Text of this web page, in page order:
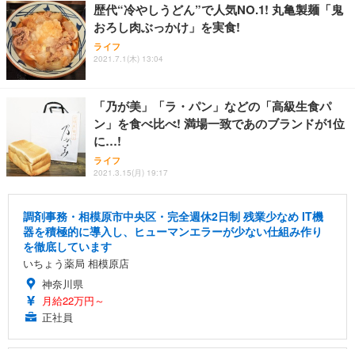
歴代“冷やしうどん”で人気NO.1! 丸亀製麺「鬼
おろし肉ぶっかけ」を実食!
ライフ
2021.7.1(木) 13:04
「乃が美」「ラ・パン」などの「高級生食パ
ン」を食べ比べ! 満場一致であのブランドが1位
に…!
ライフ
2021.3.15(月) 19:17
調剤事務・相模原市中央区・完全週休2日制 残業少なめ IT機
器を積極的に導入し、ヒューマンエラーが少ない仕組み作り
を徹底しています
いちょう薬局 相模原店
神奈川県
月給22万円～
正社員